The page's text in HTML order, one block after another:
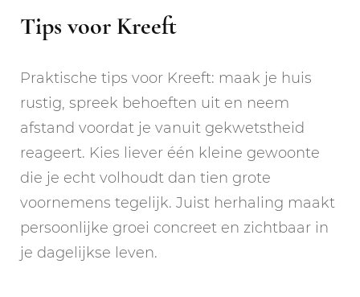
Tips voor Kreeft
Praktische tips voor Kreeft: maak je huis
rustig, spreek behoeften uit en neem
afstand voordat je vanuit gekwetstheid
reageert. Kies liever één kleine gewoonte
die je echt volhoudt dan tien grote
voornemens tegelijk. Juist herhaling maakt
persoonlijke groei concreet en zichtbaar in
je dagelijkse leven.